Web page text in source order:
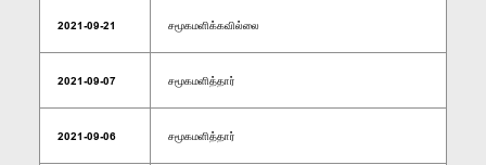
2021-09-21 சமூகமளிக்கவில்லை
2021-09-07 சமூகமளித்தார்
2021-09-06 சமூகமளித்தார்